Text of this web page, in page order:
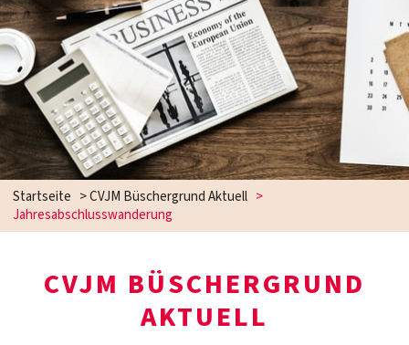
Startseite >CVJM Büschergrund Aktuell >
Jahresabschlusswanderung
CVJM BÜSCHERGRUND
AKTUELL